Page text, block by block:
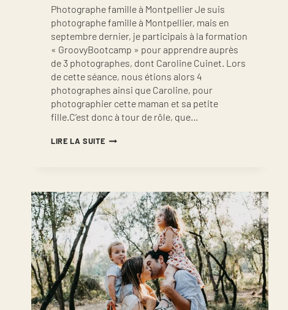
Photographe famille à Montpellier Je suis
photographe famille à Montpellier, mais en
septembre dernier, je participais à la formation
« GroovyBootcamp » pour apprendre auprès
de 3 photographes, dont Caroline Cuinet. Lors
de cette séance, nous étions alors 4
photographes ainsi que Caroline, pour
photographier cette maman et sa petite
fille.C’est donc à tour de rôle, que…
LIRE LA SUITEPHOTOGRAPHE